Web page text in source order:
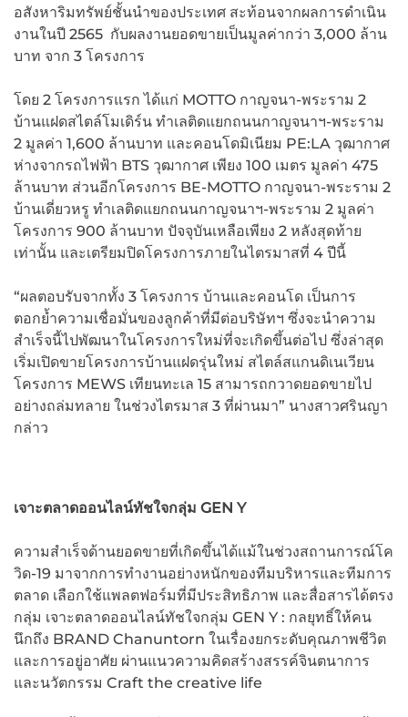
อสังหาริมทรัพย์ชั้นนำของประเทศ สะท้อนจากผลการดำเนิน
งานในปี 2565 กับผลงานยอดขายเป็นมูลค่ากว่า 3,000 ล้าน
บาท จาก 3 โครงการ
โดย 2 โครงการแรก ได้แก่ MOTTO กาญจนา-พระราม 2
บ้านแฝดสไตล์โมเดิร์น ทำเลติดแยกถนนกาญจนาฯ-พระราม
2 มูลค่า 1,600 ล้านบาท และคอนโดมิเนียม PE:LA วุฒากาศ
ห่างจากรถไฟฟ้า BTS วุฒากาศ เพียง 100 เมตร มูลค่า 475
ล้านบาท ส่วนอีกโครงการ BE-MOTTO กาญจนา-พระราม 2
บ้านเดี่ยวหรู ทำเลติดแยกถนนกาญจนาฯ-พระราม 2 มูลค่า
โครงการ 900 ล้านบาท ปัจจุบันเหลือเพียง 2 หลังสุดท้าย
เท่านั้น และเตรียมปิดโครงการภายในไตรมาสที่ 4 ปีนี้
“ผลตอบรับจากทั้ง 3 โครงการ บ้านและคอนโด เป็นการ
ตอกย้ำความเชื่อมั่นของลูกค้าที่มีต่อบริษัทฯ ซึ่งจะนำความ
สำเร็จนี้ไปพัฒนาในโครงการใหม่ที่จะเกิดขึ้นต่อไป ซึ่งล่าสุด
เริ่มเปิดขายโครงการบ้านแฝดรุ่นใหม่ สไตล์สแกนดิเนเวียน
โครงการ MEWS เทียนทะเล 15 สามารถกวาดยอดขายไป
อย่างถล่มทลาย ในช่วงไตรมาส 3 ที่ผ่านมา” นางสาวศรินญา
กล่าว
เจาะตลาดออนไลน์ทัชใจกลุ่ม GEN Y
ความสำเร็จด้านยอดขายที่เกิดขึ้นได้แม้ในช่วงสถานการณ์โค
วิด-19 มาจากการทำงานอย่างหนักของทีมบริหารและทีมการ
ตลาด เลือกใช้แพลตฟอร์มที่มีประสิทธิภาพ และสื่อสารได้ตรง
กลุ่ม เจาะตลาดออนไลน์ทัชใจกลุ่ม GEN Y : กลยุทธิ์ให้คน
นึกถึง BRAND Chanuntorn ในเรื่องยกระดับคุณภาพชีวิต
และการอยู่อาศัย ผ่านแนวความคิดสร้างสรรค์จินตนาการ
และนวัตกรรม Craft the creative life